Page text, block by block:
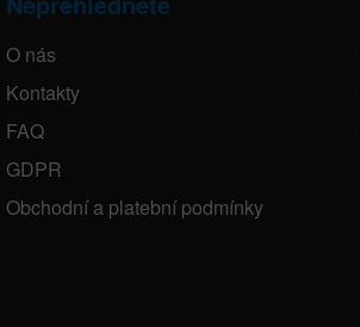
O nás
Kontakty
FAQ
GDPR
Obchodní a platební podmínky